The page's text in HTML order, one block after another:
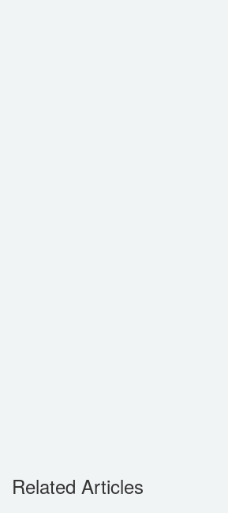
Related Articles